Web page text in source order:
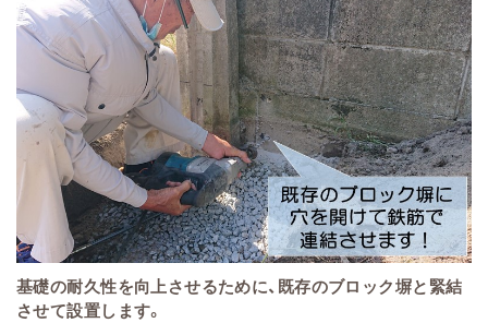
基礎の耐久性を向上させるために、既存のブロック塀と緊結
させて設置します。